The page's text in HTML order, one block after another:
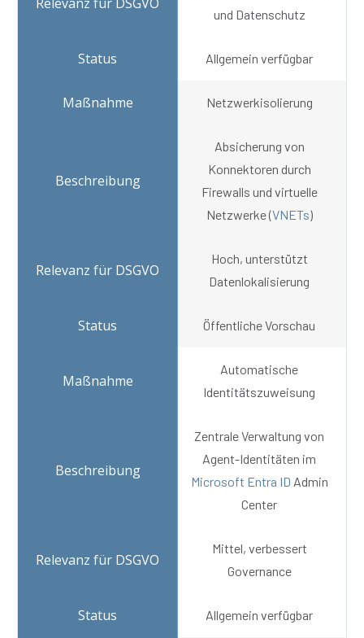
und Datenschutz
Allgemein verfügbar
Netzwerkisolierung
Absicherung von
Konnektoren durch
Firewalls und virtuelle
Netzwerke (VNETs)
Hoch, unterstützt
Datenlokalisierung
Öffentliche Vorschau
Automatische
Identitätszuweisung
Zentrale Verwaltung von
Agent-Identitäten im
Microsoft Entra ID Admin
Center
Mittel, verbessert
Governance
Allgemein verfügbar